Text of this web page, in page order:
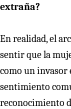
extraña?
En realidad, el
sentir que la
como un
sentimiento
reconocimiento